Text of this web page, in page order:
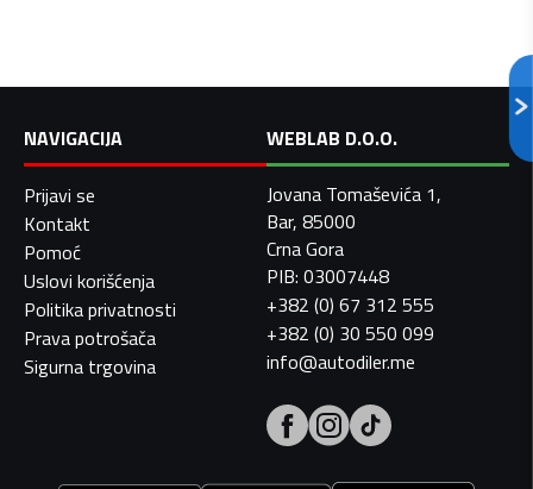
NAVIGACIJA
Prijavi se
Kontakt
Pomoć
Uslovi korišćenja
Politika privatnosti
Prava potrošača
Sigurna trgovina
WEBLAB D.O.O.
Jovana Tomaševića 1,
Bar, 85000
Crna Gora
PIB: 03007448
+382 (0) 67 312 555
+382 (0) 30 550 099
info@autodiler.me